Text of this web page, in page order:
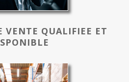
VENTE QUALIFIEE ET